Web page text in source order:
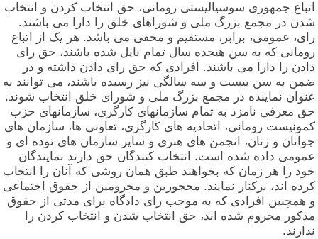
اتباع‏ جمهوری‏ سوسیالیستی‏ رومانی‏، حق‏ انتخاب‏ کردن‏ و انتخاب‏
شدن‏ در مجمع بزرگ‏ ملی‏ و شوراهای‏ خلق‏ را دارا می‏ باشند.
رای‏، عمومی‏، برابر، مستقیم‏ و مخفی‏ می‏ باشد. هر یک‏ از اتباع‏
رومانی‏ که‏ به‏ سن‏ هیجده‏ سال‏ تمام‏ نایل‏ شده‏ باشند، حق‏ رای‏
دادن‏ را دارا می‏ باشند. افرادی‏ که‏ حق‏ رای‏ دادن‏ داشته‏ و در
ضمن‏ به‏ سن‏ بیست‏ و سه‏ سالگی‏ نیز رسیده‏ باشند، می‏ توانند به‏
عنوان‏ نماینده‏ در مجمع بزرگ‏ ملی‏ و شورای‏ خلق‏ انتخاب‏ شوند.
حق‏ معرفی‏ نامزد به‏ تمام‏ سازمانهای‏ کارگری‏، سازمانهای‏ حزب‏
کمونیست‏ رومانی‏، اتحادیه‏ های‏ کارگری‏، تعاونی‏ ها، سازمان‏ های‏
جوانان‏ و زنان‏، انجمن‏ های‏ هنری‏ و سایر سازمان‏ های‏ توده‏ ای‏ و
عمومی‏ داده‏ شده‏ است‏. انتخاب‏ کنندگان‏ حق‏ دارند نمایندگان‏
خود را هر زمان‏ که‏ بخواهند طبق‏ همان‏ روشی‏ که‏ آنان‏ را انتخاب‏
کرده‏ اند، برکنار نمایند. محجورین‏ و محرومین‏ از حقوق‏ اجتماعی‏
و همچنین‏ افرادی‏ که‏ به‏ موجب‏ رای‏ دادگاه‏ برای‏ مدتی‏ از حقوق‏
مذکور محروم‏ شده‏ اند، حق‏ انتخاب‏ شدن‏ و انتخاب‏ کردن‏ را
ندارند.